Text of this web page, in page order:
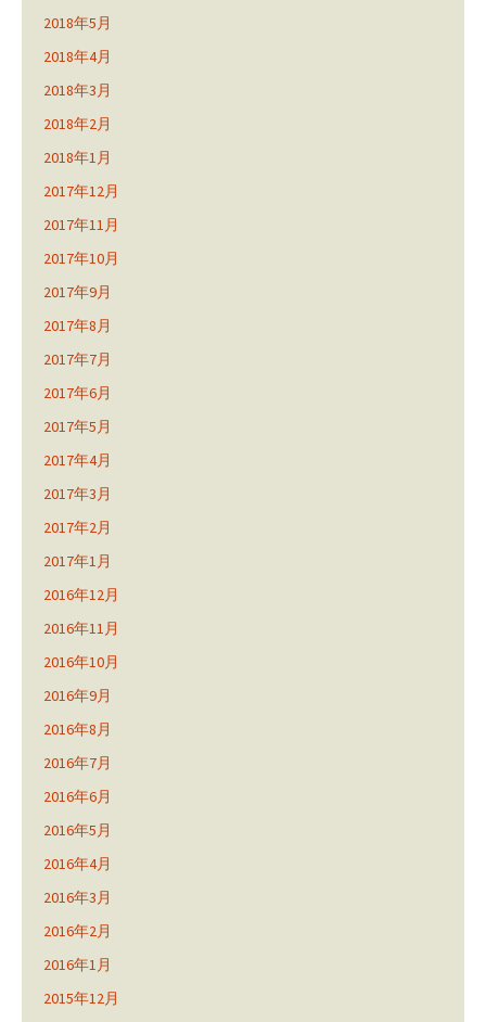
2018年5月
2018年4月
2018年3月
2018年2月
2018年1月
2017年12月
2017年11月
2017年10月
2017年9月
2017年8月
2017年7月
2017年6月
2017年5月
2017年4月
2017年3月
2017年2月
2017年1月
2016年12月
2016年11月
2016年10月
2016年9月
2016年8月
2016年7月
2016年6月
2016年5月
2016年4月
2016年3月
2016年2月
2016年1月
2015年12月